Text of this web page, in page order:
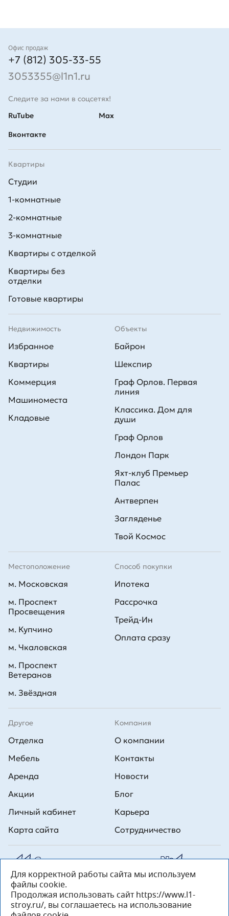
Контакты
Офис продаж
+7 (812) 305-33-55
3053355@l1n1.ru
Следите за нами в соцсетях!
RuTube
Вконтакте
Max
Квартиры
Студии
1-комнатные
2-комнатные
3-комнатные
Квартиры с отделкой
Квартиры без
отделки
Готовые квартиры
Недвижимость
Избранное
Квартиры
Коммерция
Машиноместа
Кладовые
Способ покупки
Ипотека
Рассрочка
Трейд-Ин
Оплата сразу
Объекты
Байрон
Шекспир
Граф Орлов. Первая
линия
Классика. Дом для
души
Граф Орлов
Лондон Парк
Яхт-клуб Премьер
Палас
Антверпен
Загляденье
Твой Космос
Другое
Отделка
Мебель
Аренда
Акции
Личный кабинет
Карта сайта
Компания
О компании
Контакты
Новости
Блог
Карьера
Сотрудничество
Местоположение
м. Московская
м. Проспект
Просвещения
м. Купчино
м. Чкаловская
м. Проспект
Ветеранов
м. Звёздная
Все права на публикуемые на сайте материалы принадлежат
ООО Л1 Строительная комания №1. Любая информация,
представленная на данном сайте, носит исключительно
информационный характер и ни при каких условиях не является
публичной офертой, определяемой положениями статьи 437 ГК РФ.
Для корректной работы сайта мы используем
файлы cookie.
Продолжая использовать сайт https://www.l1-
stroy.ru/, вы соглашаетесь на использование